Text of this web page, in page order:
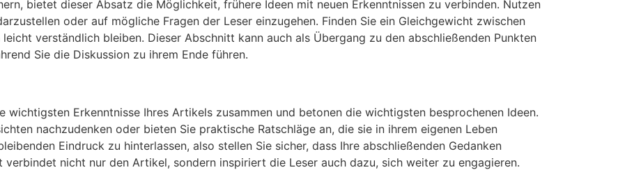
bietet dieser Absatz die Möglichkeit, frühere Ideen mit neuen Erkenntnissen zu verbinden. Nutzen
oder auf mögliche Fragen der Leser einzugehen. Finden Sie ein Gleichgewicht zwischen
verständlich bleiben. Dieser Abschnitt kann auch als Übergang zu den abschließenden Punkten
Sie die Diskussion zu ihrem Ende führen.
wichtigsten Erkenntnisse Ihres Artikels zusammen und betonen die wichtigsten besprochenen Ideen.
nachzudenken oder bieten Sie praktische Ratschläge an, die sie in ihrem eigenen Leben
Eindruck zu hinterlassen, also stellen Sie sicher, dass Ihre abschließenden Gedanken
nicht nur den Artikel, sondern inspiriert die Leser auch dazu, sich weiter zu engagieren.